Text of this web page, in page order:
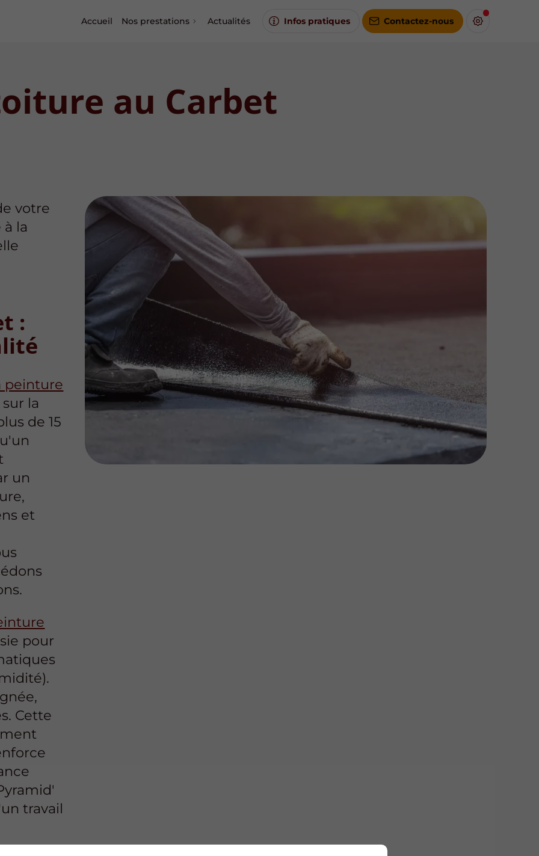
Accueil Nos prestations Actualités Infos pratiques Contactez-nous
au Carbet
votre
la
:
peinture
la
de 15
un
et
pour
Cette
travail